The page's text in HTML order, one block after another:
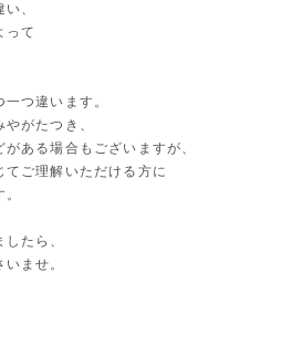
、
って
つ違います。
がたつき、
ある場合もございますが、
ご理解いただける方に
たら、
ませ。